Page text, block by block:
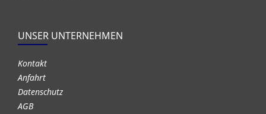
UNSER UNTERNEHMEN
Kontakt
Anfahrt
Datenschutz
AGB